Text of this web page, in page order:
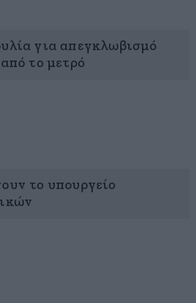
για απεγκλωβισμό
το μετρό
το υπουργείο